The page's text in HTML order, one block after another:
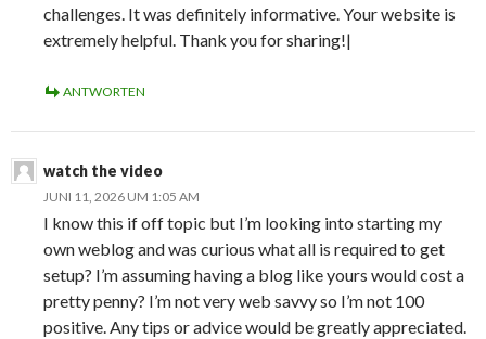
challenges. It was definitely informative. Your website is
extremely helpful. Thank you for sharing!|
ANTWORTEN
watch the video
JUNI 11, 2026 UM 1:05 AM
I know this if off topic but I’m looking into starting my
own weblog and was curious what all is required to get
setup? I’m assuming having a blog like yours would cost a
pretty penny? I’m not very web savvy so I’m not 100
positive. Any tips or advice would be greatly appreciated.